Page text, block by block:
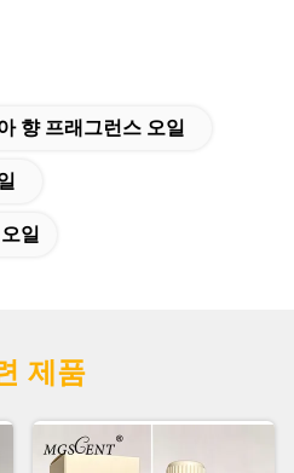
향 프래그런스 오일
일
제품